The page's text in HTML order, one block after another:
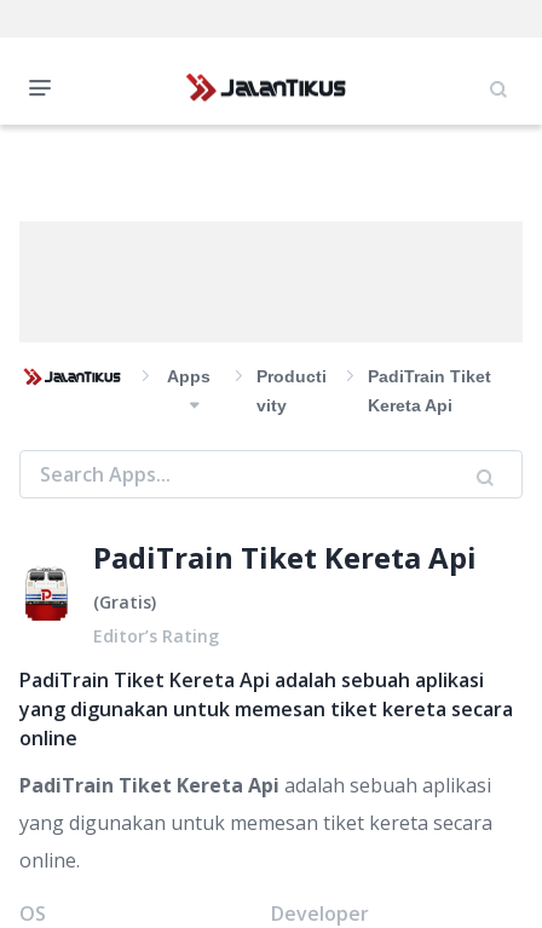
Apps
Producti
Vity
PadiTrain Tiket
Kereta Api
PadiTrain Tiket Kereta Api
(Gratis)
Editor’s Rating
PadiTrain Tiket Kereta Api adalah sebuah aplikasi
yang digunakan untuk memesan tiket kereta secara
online
PadiTrain Tiket Kereta Api adalah sebuah aplikasi
yang digunakan untuk memesan tiket kereta secara
online.
OS
Developer